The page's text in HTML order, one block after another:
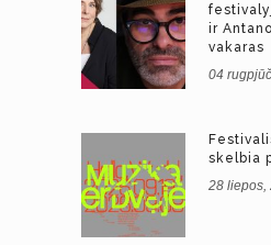
ir
vakaras
04
skelbia
28 liepos,